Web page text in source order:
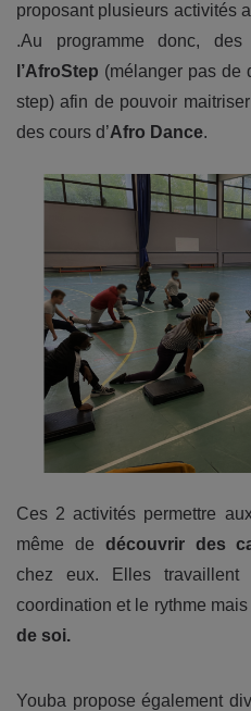
proposant plusieurs activités
.Au programme donc,
l’AfroStep (mélanger pas de
step) afin de pouvoir
des cours d’Afro Dance.
Ces 2 activités permettre
même de découvrir des
chez eux. Elles travaillent
coordination et le rythme
de soi.
Youba propose également